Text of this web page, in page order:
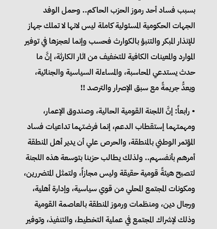
بسبب فساد أحد رموز الحزب الحاكم.. وحمل الوفد
الجهات الحكومية المسئولية كاملة ليس لانها لا تملك جهاز
للإنذار المبكر والتنبؤ بالكوارث فحسب وإنما لعجزها في توفير
الموارد والمعينات الكافية للتخفيف من اثار الكارثة، إنَّ ما
حدث يستدعي المحاسبة، والمساءلة السياسية والجنائية،
ويعدُّ جريمةً مع سبق الإصرار والترصد !!
• رابعاً: إنَّ اللجنة القومية الحالية، وصندوق الإعمار،
ومهمتهما إستقطاب الدعم، إنما فرضتهما تداعيات فساد
المؤتمر الوطني بالمنطقة، والحرص علي أن يدير أهل المنطقة
أمرهم بأنفسهم.. ولذلك يطالب حزبنا بتوسعة هذه اللجنة
لتصبح هيئةً قومية حقيقة وليس مجازاً، ولتمثل المتضررين،
ومكونات المجتمع المحلي من قوي سياسية، وإدارة أهلية،
ورجال دين، ومنظمات ورموز المنطقة بالعاصمة القومية
وذلك لإشراك المجتمع في عملية التخطيط، والتنفيذ، وتوفير